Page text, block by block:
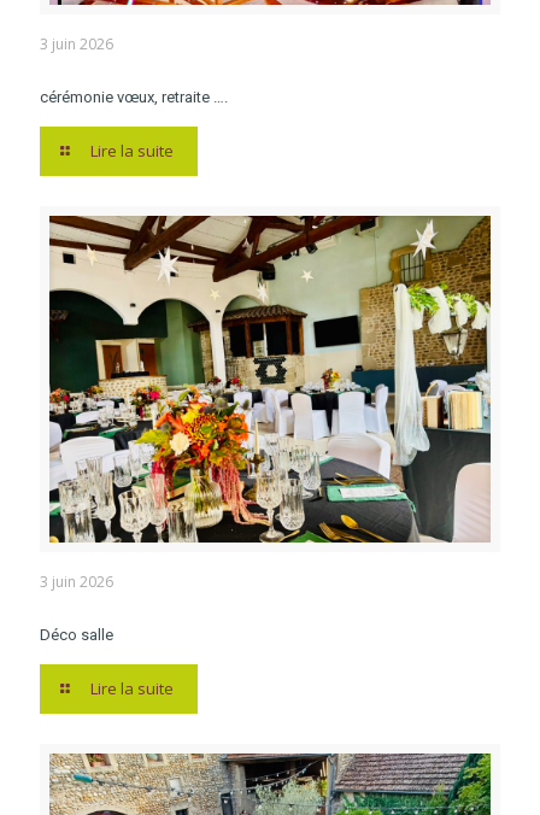
3 juin 2026
cérémonie vœux, retraite ….
Lire la suite
3 juin 2026
Déco salle
Lire la suite